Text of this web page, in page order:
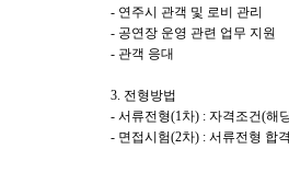
- 연주시 관객 및 로비 관리
- 공연장 운영 관련 업무 지원
- 관객 응대
3. 전형방법
- 서류전형(1차) : 자격조건(해
- 면접시험(2차) : 서류전형 합